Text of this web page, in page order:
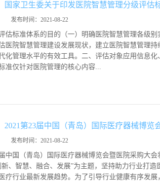
国家卫生委关于印发医院智慧管理分级评估
发布时间： 2021-08-22
估标准体系的目的（一）明确医院智慧管理各级
医院智慧管理建设发展现状，建立医院智慧管理
化管理水平的有效工具。二、评估对象应用信息
准仅针对医院管理的核心内容...
2021第23届中国（青岛）国际医疗器械博览
发布时间： 2021-08-22
国（青岛）国际医疗器械博览会暨医院采购大会
新、智慧、融合、发展”为主题，坚持助力行业打
疗行业最新发展趋势。为了引导行业健康有序发